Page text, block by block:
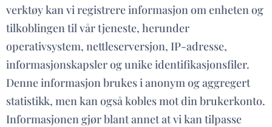
verktøy kan vi registrere informasjon om enheten og
tilkoblingen til vår tjeneste, herunder
operativsystem, nettleserversjon, IP-adresse,
informasjonskapsler og unike identifikasjonsfiler.
Denne informasjon brukes i anonym og aggregert
statistikk, men kan også kobles mot din brukerkonto.
Informasjonen gjør blant annet at vi kan tilpasse